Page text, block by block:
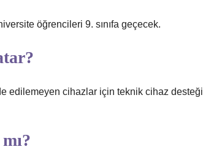
öğrencileri 9. sınıfa geçecek.
edilemeyen cihazlar için teknik cihaz desteği